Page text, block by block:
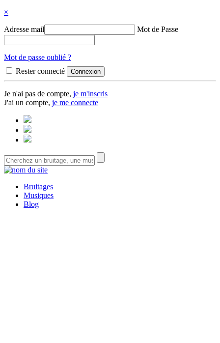
×
Adresse mail Mot de Passe
Mot de passe oublié ?
Rester connecté
Je n'ai pas de compte, je m'inscris
J'ai un compte, je me connecte
Bruitages
Musiques
Blog